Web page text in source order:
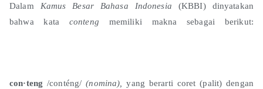
Dalam Kamus Besar Bahasa Indonesia (KBBI) dinyatakan
bahwa kata conteng memiliki makna sebagai berikut:
con·teng/conténg/(nomina),yang berarti coret (palit) dengan